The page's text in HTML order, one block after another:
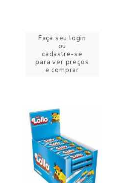
Faça seu login
ou
cadastre-se
para ver preços
e comprar